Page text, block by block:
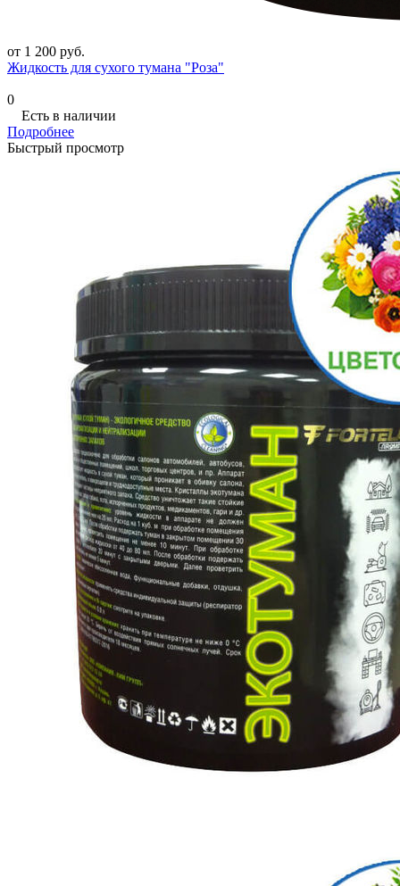
от 1 200 руб.
Жидкость для сухого тумана "Роза"
0
Есть в наличии
Подробнее
Быстрый просмотр